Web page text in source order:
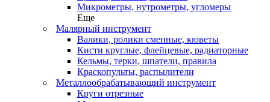
Микрометры, нутрометры, угломеры
Еще
Малярный инструмент
Валики, ролики сменные, кюветы
Кисти круглые, флейцевые, радиаторные
Кельмы, терки, шпатели, правила
Краскопульты, распылители
Металлообрабатывающий инструмент
Круги отрезные